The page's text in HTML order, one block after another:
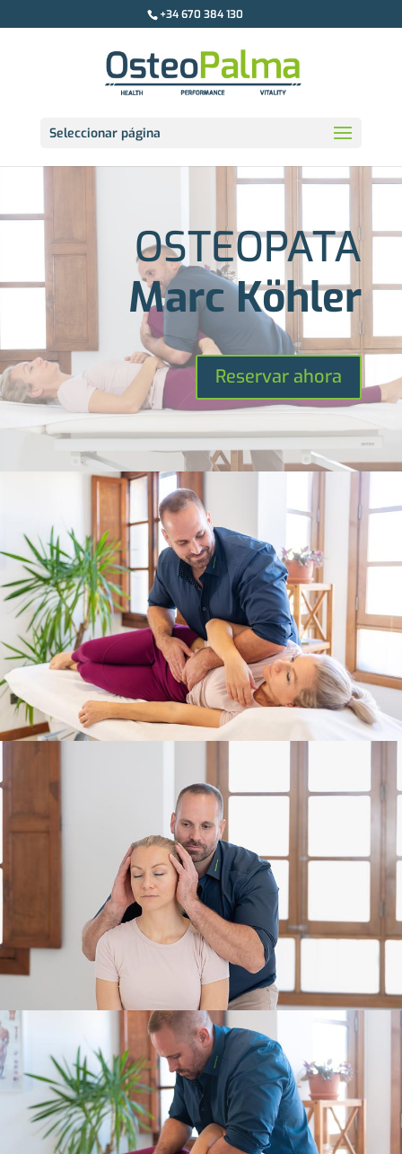
+34 670 384 130
Seleccionar página
OSTEOPATA
Marc Köhler
Reservar ahora